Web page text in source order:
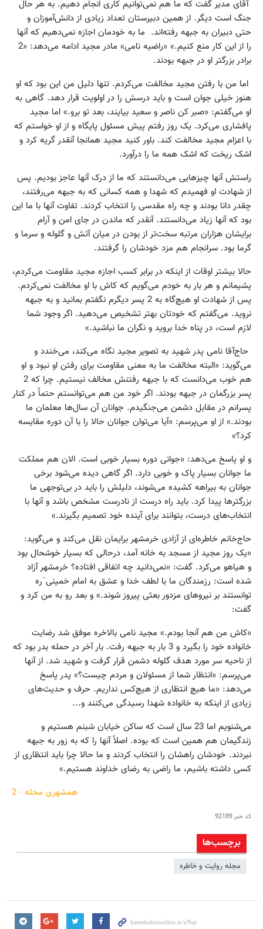
آقای مدیر گفت که ما هم نمی‌توانیم کاری انجام دهیم. به هر حال
جنگ است دیگر. از همین دبیرستان تعداد زیادی از دانش‌آموزان و
حتی دبیران به جبهه رفته‌اند. ما به خودمان اجازه نمی‌دهیم که آنها
را از این کار منع کنیم.» «راضیه نامی» مادر مجید ادامه می‌دهد: «2
برادر بزرگتر او در جبهه بودند.
اما من با رفتن مجید مخالفت می‌کردم. تنها دلیل من این بود که او
هنوز خیلی جوان است و باید درسش را در اولویت قرار دهد. گاهی به
او می‌گفتم: «صبر کن ناصر و سعید بیایند، بعد تو برو.» اما مجید
پافشاری می‌کرد. یک روز رفتم پیش مسئول پایگاه و از او خواستم که
با اعزام مجید مخالفت کند. باور کنید مجید همانجا آنقدر گریه کرد و
اشک ریخت که اشک همه ما را درآورد.
راستش آنها چیزهایی می‌دانستند که ما از درک آنها عاجز بودیم. پس
از شهادت او فهمیدم که شهدا و همه کسانی که به جبهه می‌رفتند،
چقدر دانا بودند و چه راه مقدسی را انتخاب کردند. تفاوت آنها با ما این
بود که آنها زیاد می‌دانستند. آنقدر که ماندن در جای امن و آرام
برایشان هزاران مرتبه سخت‌تر از بودن در میان آتش و گلوله و سرما و
گرما بود. سرانجام هم مزد خودشان را گرفتند.
حالا بیشتر اوقات از اینکه در برابر کسب اجازه مجید مقاومت می‌کردم،
پشیمانم و هر بار به خودم می‌گویم که کاش با او مخالفت نمی‌کردم.
پس از شهادت او هیچ‌گاه به 2 پسر دیگرم نگفتم بمانید و به جبهه
نروید. می‌گفتم که خودتان بهتر تشخیص می‌دهید. اگر وجود شما
لازم است، در پناه خدا بروید و نگران ما نباشید.»
حاج‌آقا نامی پدر شهید به تصویر مجید نگاه می‌کند، می‌خندد و
می‌گوید: «البته مخالفت ما به معنی مقاومت برای رفتن او نبود و او
هم خوب می‌دانست که با جبهه رفتنش مخالف نیستیم. چرا که 2
پسر بزرگمان در جبهه بودند. اگر خود من هم می‌توانستم حتماً در کنار
پسرانم در مقابل دشمن می‌جنگیدم. جوانان آن سال‌ها معلمان ما
بودند.» از او می‌پرسم: «آیا می‌توان جوانان حالا را با آن دوره مقایسه
کرد؟»
و او پاسخ می‌دهد: «جوانی دوره بسیار خوبی است. الان هم مملکت
ما جوانان بسیار پاک و خوبی دارد. اگر گاهی دیده می‌شود برخی
جوانان به بیراهه کشیده می‌شوند، دلیلش را باید در بی‌توجهی ما
بزرگترها پیدا کرد. باید راه درست از نادرست مشخص باشد و آنها با
انتخاب‌های درست، بتوانند برای آینده خود تصمیم بگیرند.»
حاج‌خانم خاطره‌ای از آزادی خرمشهر برایمان نقل می‌کند و می‌گوید:
«یک روز مجید از مسجد به خانه آمد، درحالی که بسیار خوشحال بود
و هیاهو می‌کرد. گفت: «نمی‌دانید چه اتفاقی افتاده؟ خرمشهر آزاد
شده است: رزمندگان ما با لطف خدا و عشق به امام خمینی¨ره
توانستند بر نیروهای مزدور بعثی پیروز شوند.» و بعد رو به من کرد و
گفت:
«کاش من هم آنجا بودم.» مجید نامی بالاخره موفق شد رضایت
خانواده خود را بگیرد و 3 بار به جبهه رفت. بار آخر در حمله بدر بود که
از ناحیه سر مورد هدف گلوله دشمن قرار گرفت و شهید شد. از آنها
می‌پرسم: «انتظار شما از مسئولان و مردم چیست؟» پدر پاسخ
می‌دهد: «ما هیچ انتظاری از هیچ‌کس نداریم. حرف و حدیث‌های
زیادی از اینکه به خانواده شهدا رسیدگی می‌کنند و...
می‌شنویم اما 23 سال است که ساکن خیابان شبنم هستیم و
زندگیمان هم همین است که بوده. اصلاً آنها را که به زور به جبهه
نبردند. خودشان راهشان را انتخاب کردند و ما حالا چرا باید انتظاری از
کسی داشته باشیم، ما راضی به رضای خداوند هستیم.»
همشهری محله - 2
کد خبر92189
برچسب‌ها
مجله روایت و خاطره